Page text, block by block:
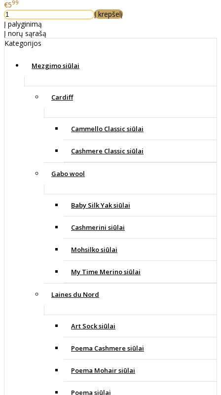
€599
Į krepšelį
Į palyginimą
Į norų sąrašą
Kategorijos
Mezgimo siūlai
Cardiff
Cammello Classic siūlai
Cashmere Classic siūlai
Gabo wool
Baby Silk Yak siūlai
Cashmerini siūlai
Mohsilko siūlai
My Time Merino siūlai
Laines du Nord
Art Sock siūlai
Poema Cashmere siūlai
Poema Mohair siūlai
Poema siūlai